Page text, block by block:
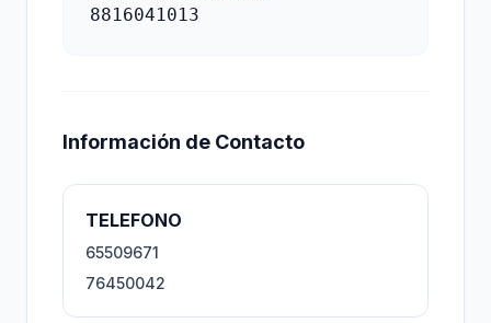
8816041013
Información de Contacto
TELEFONO
65509671
76450042